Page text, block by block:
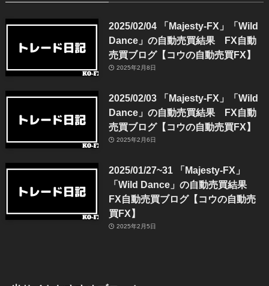
2025/02/04 「Majesty-FX」「Wild
Dance」の自動売買結果 FX自動
売買ブログ【コウの自動売買FX】
2025年2月8日
2025/02/03 「Majesty-FX」「Wild
Dance」の自動売買結果 FX自動
売買ブログ【コウの自動売買FX】
2025年2月6日
2025/01/27~31 「Majesty-FX」
「Wild Dance」の自動売買結果
FX自動売買ブログ【コウの自動売
買FX】
2025年2月5日